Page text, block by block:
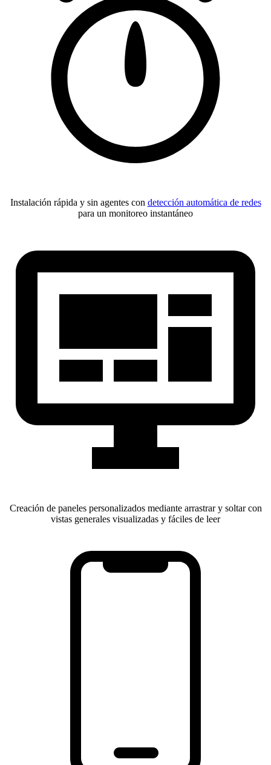
Instalación rápida y sin agentes con detección automática de redes
para un monitoreo instantáneo
Creación de paneles personalizados mediante arrastrar y soltar con
vistas generales visualizadas y fáciles de leer